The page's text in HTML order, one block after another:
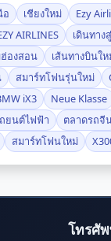
อ เชียงใหม่ Ezy
AIRLINES
เดินทา
ฮ่องสอน
เส้นทางบินใ
สมาร์ทโฟนรุ่นใหม่
iX3 Neue Klasse
ยนต์ไฟฟ้า
ตลาดรถจี
สมาร์ทโฟนใหม่
โทรศั